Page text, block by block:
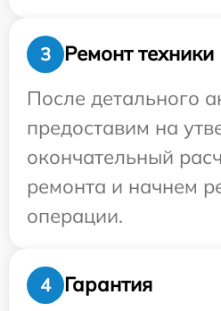
3
Ремонт техники
После детального
предоставим на
окончательный
ремонта и начнем
операции.
4
Гарантия